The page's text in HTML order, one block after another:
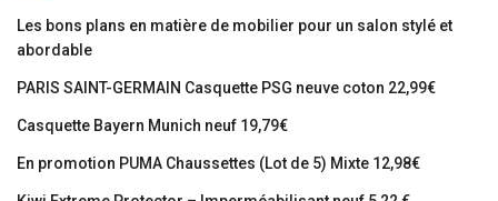
Les bons plans en matière de mobilier pour un salon stylé et
abordable
PARIS SAINT-GERMAIN Casquette PSG neuve coton 22,99€
Casquette Bayern Munich neuf 19,79€
En promotion PUMA Chaussettes (Lot de 5) Mixte 12,98€